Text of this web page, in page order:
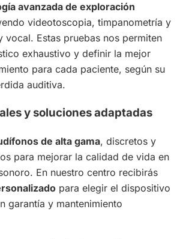
avanzada de exploración
videotoscopia, timpanometría y
vocal. Estas pruebas nos permiten
exhaustivo y definir la mejor
para cada paciente, según su
auditiva.
y soluciones adaptadas
de alta gama, discretos y
para mejorar la calidad de vida en
En nuestro centro recibirás
para elegir el dispositivo
garantía y mantenimiento